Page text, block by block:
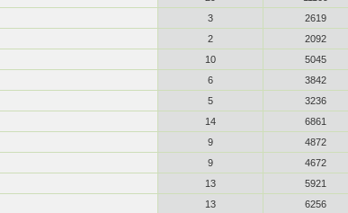
3 2619
2 2092
10 5045
6 3842
5 3236
14 6861
9 4872
9 4672
13 5921
13 6256